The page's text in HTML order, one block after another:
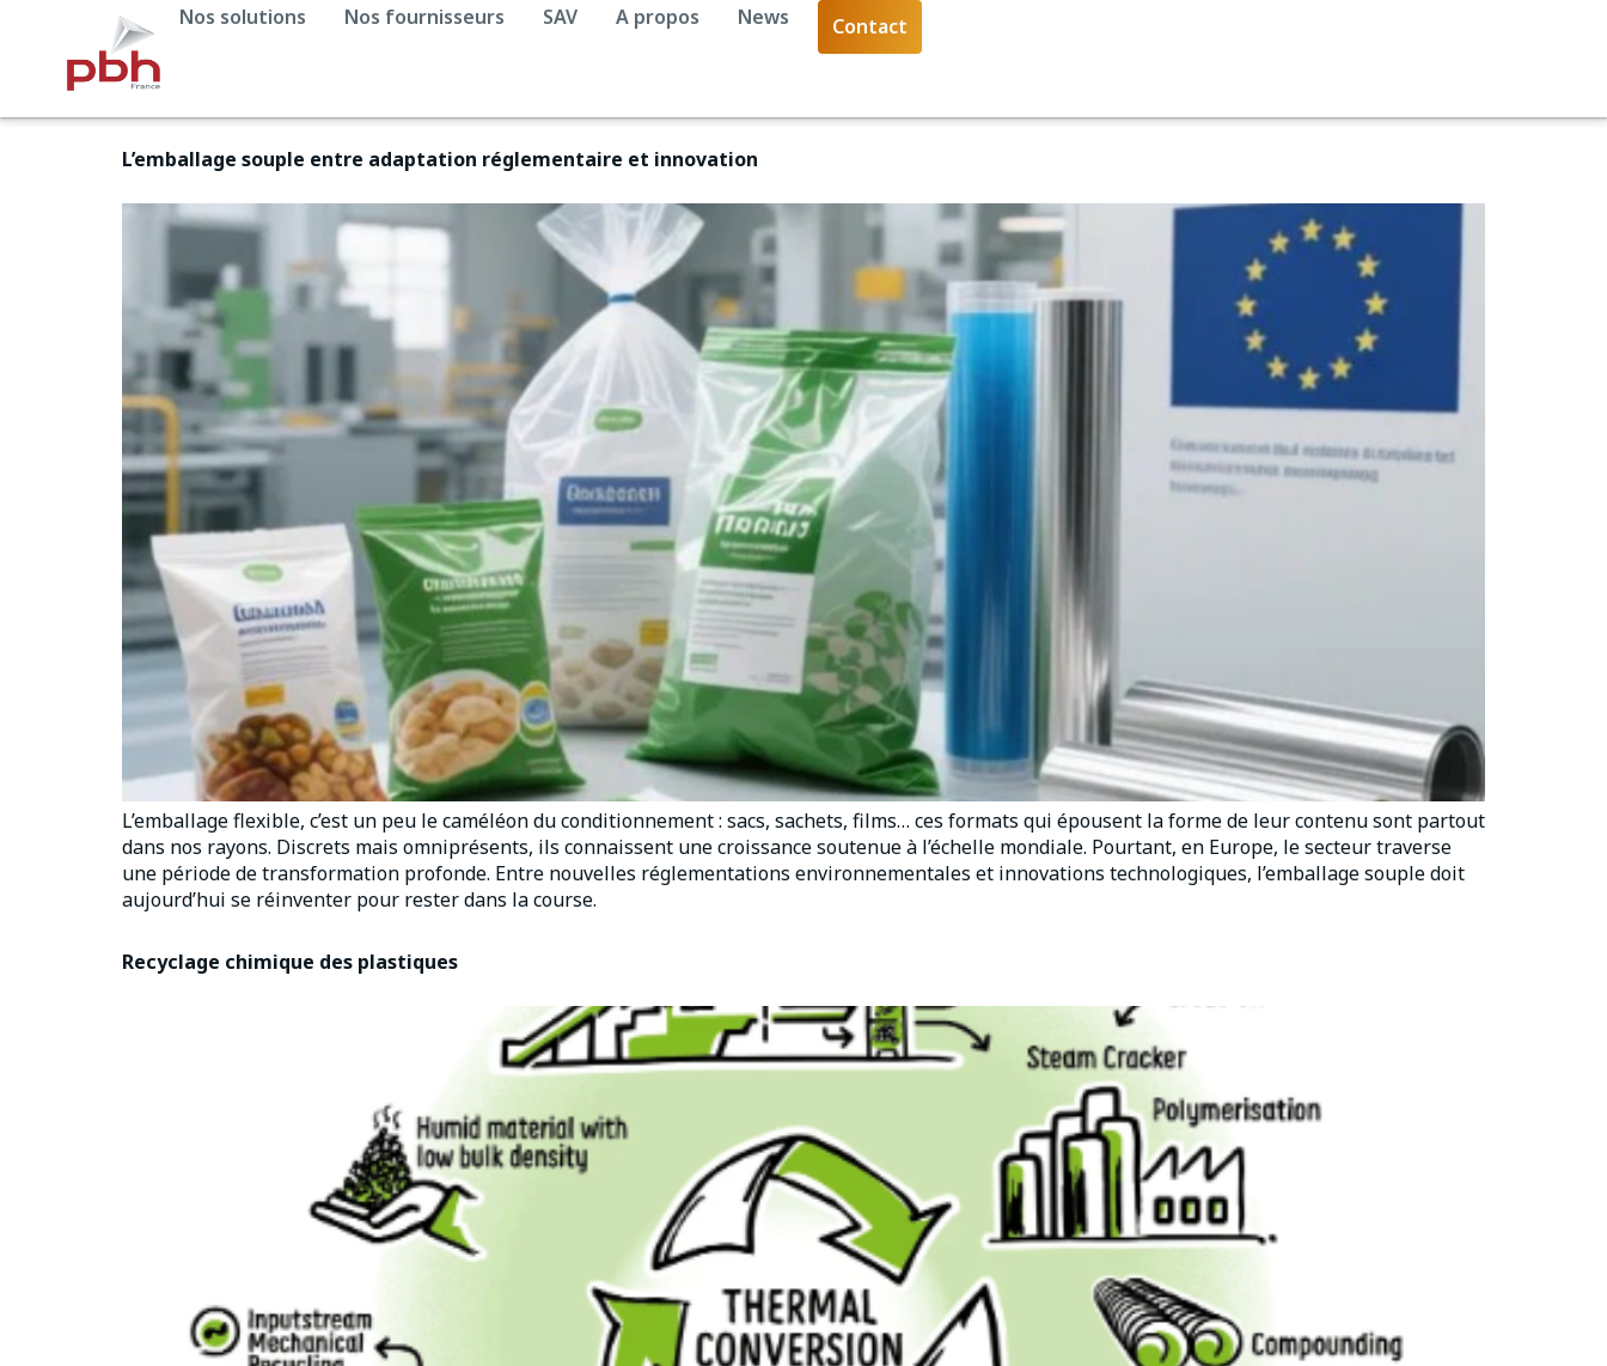
Nos solutions Nos fournisseurs SAV A propos News Contact
L’emballage souple entre adaptation réglementaire et innovation
L’emballage flexible, c’est un peu le caméléon du conditionnement : sacs, sachets, films… ces formats qui épousent la forme de leur contenu sont partout
dans nos rayons. Discrets mais omniprésents, ils connaissent une croissance soutenue à l’échelle mondiale. Pourtant, en Europe, le secteur traverse
une période de transformation profonde. Entre nouvelles réglementations environnementales et innovations technologiques, l’emballage souple doit
aujourd’hui se réinventer pour rester dans la course.
Recyclage chimique des plastiques